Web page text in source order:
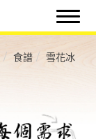
食譜 雪花冰